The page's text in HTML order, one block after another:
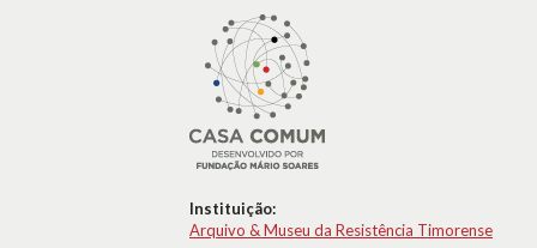
Instituição:
Arquivo & Museu da Resistência Timorense